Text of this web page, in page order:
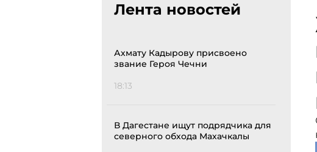
Лента новостей
Ахмату Кадырову присвоено
звание Героя Чечни
18:13
В Дагестане ищут подрядчика для
северного обхода Махачкалы